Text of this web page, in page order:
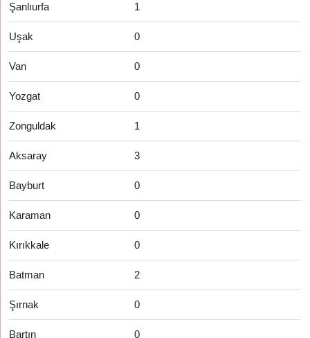
Şanlıurfa 1
Uşak 0
Van 0
Yozgat 0
Zonguldak 1
Aksaray 3
Bayburt 0
Karaman 0
Kırıkkale 0
Batman 2
Şırnak 0
Bartın 0